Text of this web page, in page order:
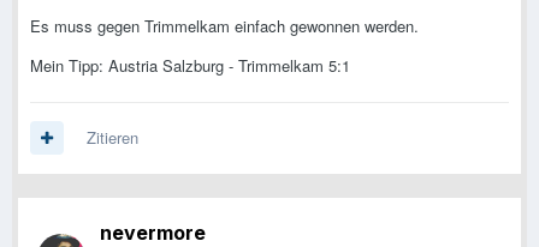
Es muss gegen Trimmelkam einfach gewonnen werden.
Mein Tipp: Austria Salzburg - Trimmelkam 5:1
Zitieren
nevermore